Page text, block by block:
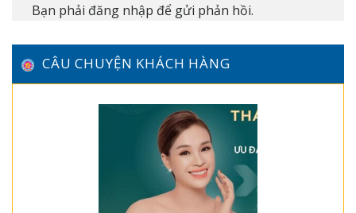
Bạn phải đăng nhập để gửi phản hồi.
CÂU CHUYỆN KHÁCH HÀNG